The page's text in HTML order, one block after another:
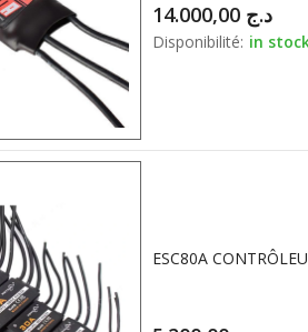
د.ج
Disponibilité: in